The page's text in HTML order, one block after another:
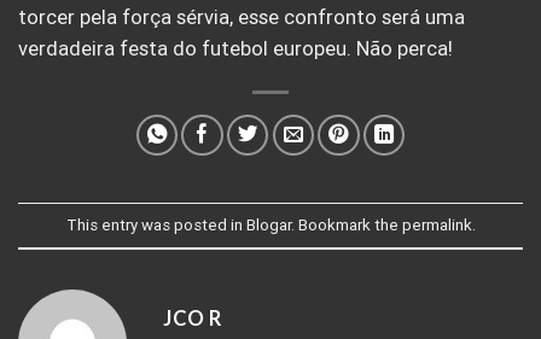
torcer pela força sérvia, esse confronto será uma
verdadeira festa do futebol europeu. Não perca!
This entry was posted in Blogar. Bookmark the permalink
JCO R